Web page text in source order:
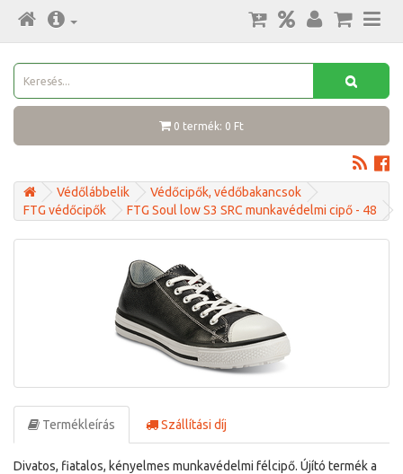
0 termék: 0 Ft
Védőlábbelik
Védőcipők, védőbakancsok
FTG védőcipők
FTG Soul low S3 SRC munkavédelmi cipő - 48
Termékleírás Szállítási díj
Divatos, fiatalos, kényelmes munkavédelmi félcipő. Újító termék a